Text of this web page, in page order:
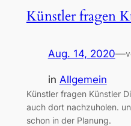
Künstler fragen
Aug. 14, 2020—
in Allgemein
Künstler fragen Künstler
auch dort nachzuholen.
schon in der Planung.